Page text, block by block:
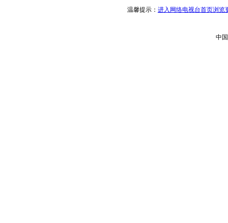
温馨提示： 进入网络电视台首页浏览
中